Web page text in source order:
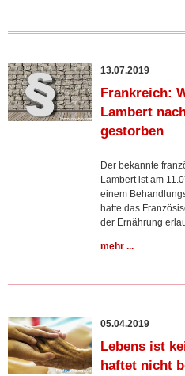
13.07.2019
Frankreich:
Lambert
gestorben
Der bekannte
Lambert ist am
einem
hatte das
der Ernährung
mehr ...
05.04.2019
Lebens ist
haftet nicht